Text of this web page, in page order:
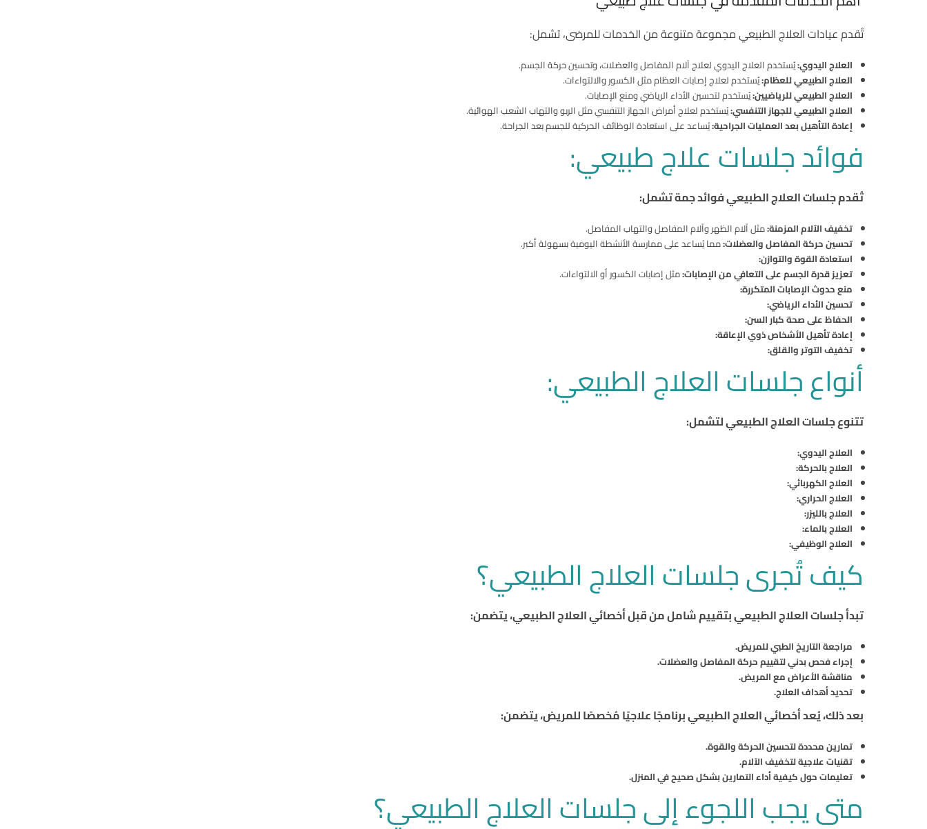
تُقدم عيادات العلاج الطبيعي مجموعة متنوعة من الخدمات للمرضى، تشمل:
العلاج اليدوي:يُستخدم العلاج اليدوي لعلاج آلام المفاصل والعضلات، وتحسين حركة الجسم.
العلاج الطبيعي للعظام:يُستخدم لعلاج إصابات العظام مثل الكسور والالتواءات.
العلاج الطبيعي للرياضيين:يُستخدم لتحسين الأداء الرياضي ومنع الإصابات.
العلاج الطبيعي للجهاز التنفسي:يُستخدم لعلاج أمراض الجهاز التنفسي مثل الربو والتهاب الشعب الهوائية.
إعادة التأهيل بعد العمليات الجراحية:يُساعد على استعادة الوظائف الحركية للجسم بعد الجراحة.
فوائد جلسات علاج طبيعي:
تُقدم جلسات العلاج الطبيعي فوائد جمة تشمل:
تخفيف الآلام المزمنة:مثل آلام الظهر وآلام المفاصل والتهاب المفاصل.
تحسين حركة المفاصل والعضلات:مما يُساعد على ممارسة الأنشطة اليومية بسهولة أكبر.
استعادة القوة والتوازن:
تعزيز قدرة الجسم على التعافي من الإصابات:مثل إصابات الكسور أو الالتواءات.
منع حدوث الإصابات المتكررة:
تحسين الأداء الرياضي:
الحفاظ على صحة كبار السن:
إعادة تأهيل الأشخاص ذوي الإعاقة:
تخفيف التوتر والقلق:
أنواع جلسات العلاج الطبيعي:
تتنوع جلسات العلاج الطبيعي لتشمل:
العلاج اليدوي:
العلاج بالحركة:
العلاج الكهربائي:
العلاج الحراري:
العلاج بالليزر:
العلاج بالماء:
العلاج الوظيفي:
كيف تُجرى جلسات العلاج الطبيعي؟
تبدأ جلسات العلاج الطبيعي بتقييم شامل من قبل أخصائي العلاج الطبيعي، يتضمن:
مراجعة التاريخ الطبي للمريض.
إجراء فحص بدني لتقييم حركة المفاصل والعضلات.
مناقشة الأعراض مع المريض.
تحديد أهداف العلاج.
بعد ذلك، يُعد أخصائي العلاج الطبيعي برنامجًا علاجيًا مُخصصًا للمريض، يتضمن:
تمارين محددة لتحسين الحركة والقوة.
تقنيات علاجية لتخفيف الآلام.
تعليمات حول كيفية أداء التمارين بشكل صحيح في المنزل.
متى يجب اللجوء إلى جلسات العلاج الطبيعي؟